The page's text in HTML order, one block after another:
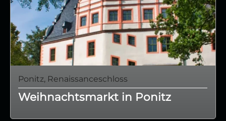
Ponitz, Renaissanceschloss
Weihnachtsmarkt in Ponitz